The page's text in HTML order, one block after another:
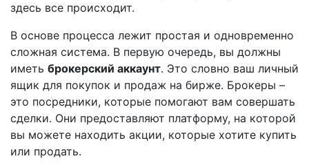
здесь все происходит.
В основе процесса лежит простая и одновременно
сложная система. В первую очередь, вы должны
иметь брокерский аккаунт. Это словно ваш личный
ящик для покупок и продаж на бирже. Брокеры –
это посредники, которые помогают вам совершать
сделки. Они предоставляют платформу, на которой
вы можете находить акции, которые хотите купить
или продать.